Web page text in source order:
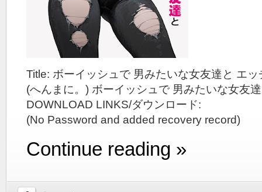
Title: ボーイッシュで 男みたいな女友達と エ
(へんまに。) ボーイッシュで 男みたいな女友
DOWNLOAD LINKS/ダウンロード:
(No Password and added recovery record)
Continue reading »